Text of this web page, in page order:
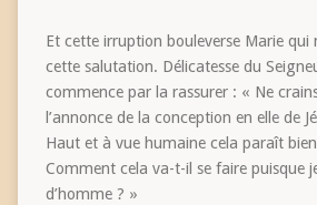
Et cette irruption bouleverse Marie qui
cette salutation. Délicatesse du
commence par la rassurer : « Ne
l’annonce de la conception en elle de
Haut et à vue humaine cela paraît
Comment cela va-t-il se faire puisque
d’homme ? »